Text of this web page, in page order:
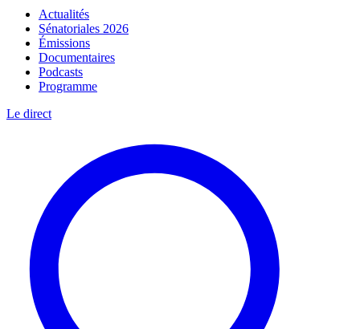
Actualités
Sénatoriales 2026
Émissions
Documentaires
Podcasts
Programme
Le direct